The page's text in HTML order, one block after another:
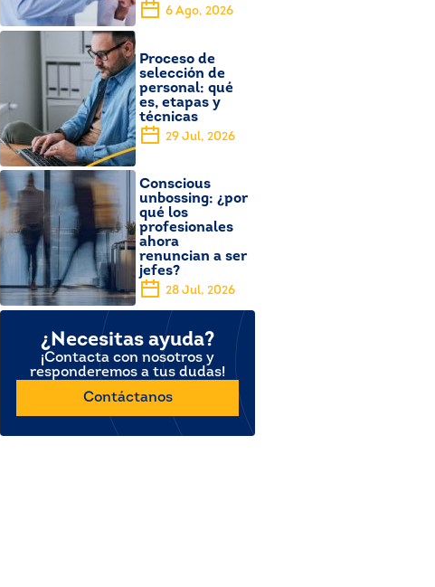
6 Ago, 2026
Proceso de
selección de
personal: qué
es, etapas y
técnicas
29 Jul, 2026
Conscious
unbossing: ¿por
qué los
profesionales
ahora
renuncian a ser
jefes?
28 Jul, 2026
¿Necesitas ayuda?
¡Contacta con nosotros y
responderemos a tus dudas!
Contáctanos